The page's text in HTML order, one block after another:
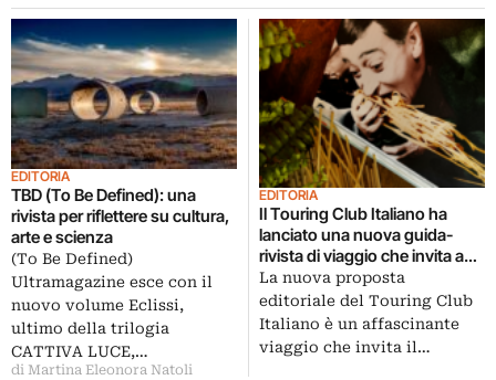
EDITORIA
TBD (To Be Defined): una
rivista per riflettere su cultura,
arte e scienza
(To Be Defined)
Ultramagazine esce con il
nuovo volume Eclissi,
ultimo della trilogia
CATTIVA LUCE,…
di Martina Eleonora Natoli
EDITORIA
Il Touring Club Italiano ha
lanciato una nuova guida-
rivista di viaggio che invita a
perdersi
La nuova proposta
editoriale del Touring Club
Italiano è un affascinante
viaggio che invita il…